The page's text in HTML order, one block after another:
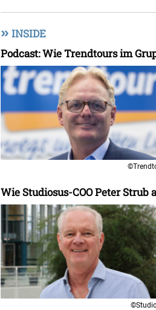
» INSIDE
Podcast: Wie Trendtours im
Wie Studiosus-COO Peter